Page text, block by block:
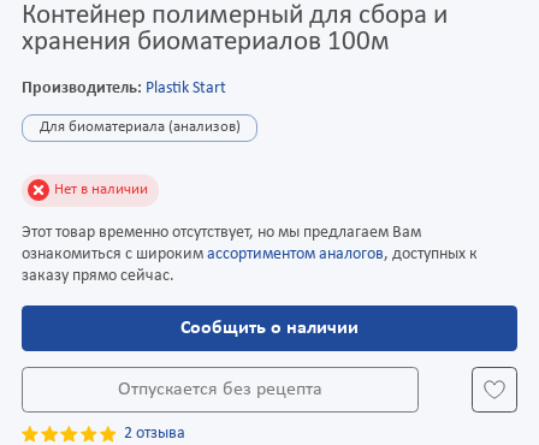
Контейнер полимерный для сбора и
хранения биоматериалов 100м
Производитель: Plastik Start
Для биоматериала (анализов)
Нет в наличии
Этот товар временно отсутствует, но мы предлагаем Вам
ознакомиться с широким ассортиментом аналогов, доступных к
заказу прямо сейчас.
Сообщить о наличии
Отпускается без рецепта
2 отзыва